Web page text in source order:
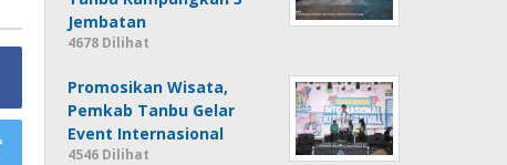
Jembatan
4678 Dilihat
Promosikan Wisata,
Pemkab Tanbu Gelar
Event Internasional
4546 Dilihat